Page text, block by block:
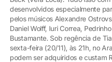
desenvolvidos especialmente
pelos músicos Alexandre
Daniel Wolff, Iuri Correa,
Bustamante. Sob regência de
sexta-feira (20/11), às 21h, no
podem ser adquiridos e custam